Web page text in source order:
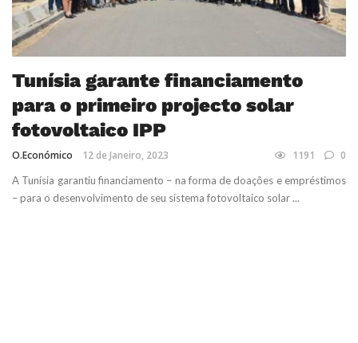
Tunísia garante financiamento
para o primeiro projecto solar
fotovoltaico IPP
O.Económico 12 de Janeiro, 2023 1191 0
A Tunísia garantiu financiamento – na forma de doações e empréstimos
– para o desenvolvimento de seu sistema fotovoltaico solar ...